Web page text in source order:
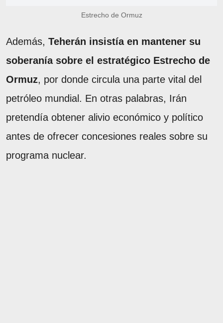
Estrecho de Ormuz
Además, Teherán insistía en mantener su
soberanía sobre el estratégico Estrecho de
Ormuz, por donde circula una parte vital del
petróleo mundial. En otras palabras, Irán
pretendía obtener alivio económico y político
antes de ofrecer concesiones reales sobre su
programa nuclear.